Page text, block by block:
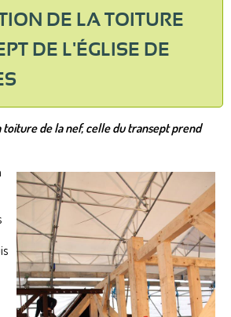
DE LA TOITURE
DE L'ÉGLISE DE
de la nef, celle du transept prend